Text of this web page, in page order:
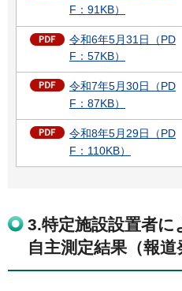
F：91KB）
令和6年5月31日（PD
F：57KB）
令和7年5月30日（PD
F：87KB）
令和8年5月29日（PD
F：110KB）
3.特定施設設置者
自主測定結果（報道